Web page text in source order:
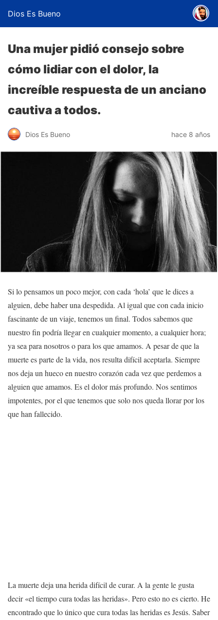
Dios Es Bueno
Una mujer pidió consejo sobre
cómo lidiar con el dolor, la
increíble respuesta de un anciano
cautiva a todos.
Dios Es Bueno hace 8 años
Si lo pensamos un poco mejor, con cada ‘hola’ que le dices a
alguien, debe haber una despedida. Al igual que con cada inicio
fascinante de un viaje, tenemos un final. Todos sabemos que
nuestro fin podría llegar en cualquier momento, a cualquier hora;
ya sea para nosotros o para los que amamos. A pesar de que la
muerte es parte de la vida, nos resulta difícil aceptarla. Siempre
nos deja un hueco en nuestro corazón cada vez que perdemos a
alguien que amamos. Es el dolor más profundo. Nos sentimos
impotentes, por el que tenemos que solo nos queda llorar por los
que han fallecido.
La muerte deja una herida difícil de curar. A la gente le gusta
decir «el tiempo cura todas las heridas». Pero esto no es cierto. He
encontrado que lo único que cura todas las heridas es Jesús. Saber